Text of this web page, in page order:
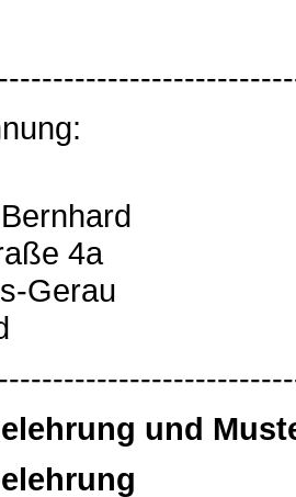
Tel:
Bernhard
4a e-
Gross-
USt-
und